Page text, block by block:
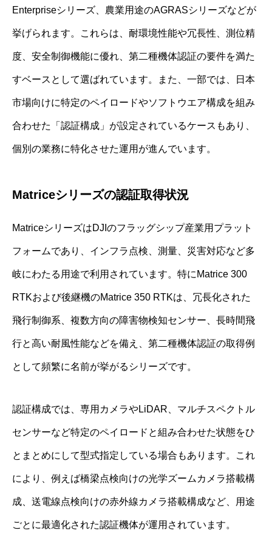
Enterpriseシリーズ、農業用途のAGRASシリーズなどが
挙げられます。これらは、耐環境性能や冗長性、測位精
度、安全制御機能に優れ、第二種機体認証の要件を満た
すベースとして選ばれています。また、一部では、日本
市場向けに特定のペイロードやソフトウエア構成を組み
合わせた「認証構成」が設定されているケースもあり、
個別の業務に特化させた運用が進んでいます。
Matriceシリーズの認証取得状況
MatriceシリーズはDJIのフラッグシップ産業用プラット
フォームであり、インフラ点検、測量、災害対応など多
岐にわたる用途で利用されています。特にMatrice 300
RTKおよび後継機のMatrice 350 RTKは、冗長化された
飛行制御系、複数方向の障害物検知センサー、長時間飛
行と高い耐風性能などを備え、第二種機体認証の取得例
として頻繁に名前が挙がるシリーズです。
認証構成では、専用カメラやLiDAR、マルチスペクトル
センサーなど特定のペイロードと組み合わせた状態をひ
とまとめにして型式指定している場合もあります。これ
により、例えば橋梁点検向けの光学ズームカメラ搭載構
成、送電線点検向けの赤外線カメラ搭載構成など、用途
ごとに最適化された認証機体が運用されています。